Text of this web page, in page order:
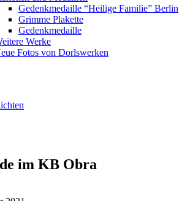
Gedenkmedaille “Heilige Familie” Berlin
Grimme Plakette
Gedenkmedaille
Werke
Fotos von Dorlswerken
im KB Obra